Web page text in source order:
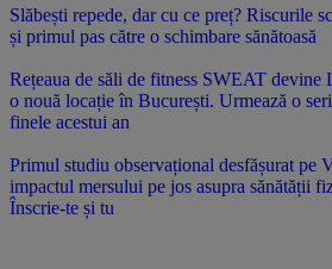
Slăbești repede, dar cu ce preț? Riscurile
și primul pas către o schimbare sănătoasă
Rețeaua de săli de fitness SWEAT devine
o nouă locație în București. Urmează o
finele acestui an
Primul studiu observațional desfășurat pe
impactul mersului pe jos asupra sănătății
Înscrie-te și tu